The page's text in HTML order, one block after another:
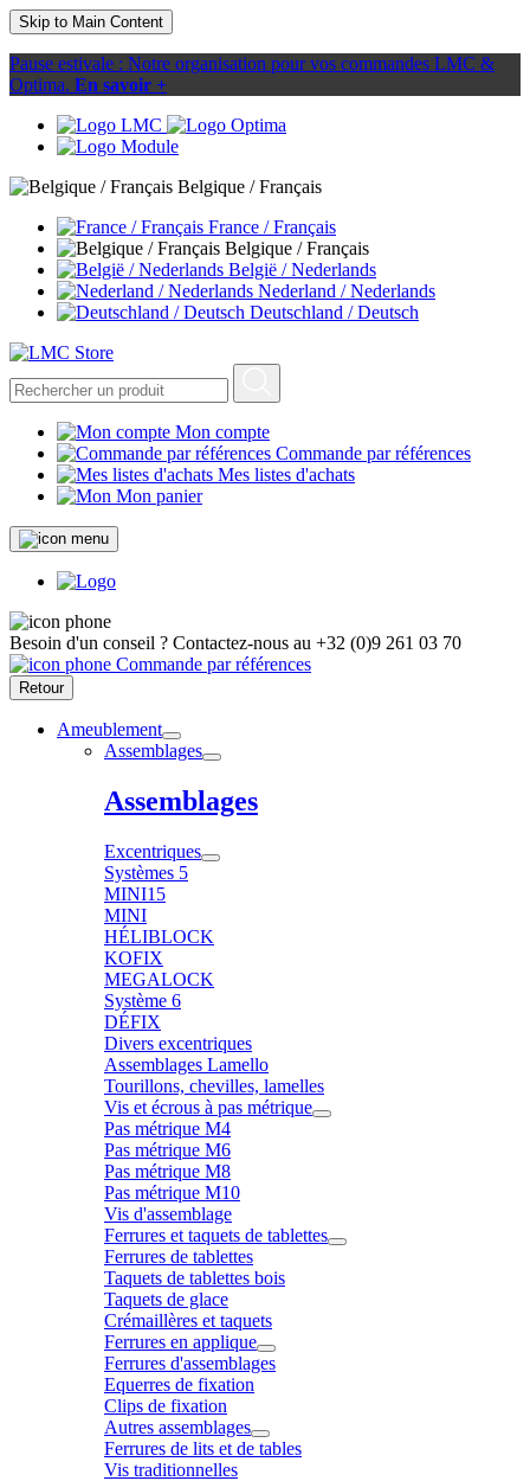
Skip to Main Content
Pause estivale : Notre organisation pour vos commandes LMC &
Optima. En savoir +
Belgique / Français
France / Français
Belgique / Français
België / Nederlands
Nederland / Nederlands
Deutschland / Deutsch
Mon compte
Commande par références
Mes listes d'achats
Mon panier
Besoin d'un conseil ? Contactez-nous au +32 (0)9 261 03 70
Commande par références
Retour
Ameublement
Assemblages
Assemblages
Excentriques
Systèmes 5
MINI15
MINI
HÉLIBLOCK
KOFIX
MEGALOCK
Système 6
DÉFIX
Divers excentriques
Assemblages Lamello
Tourillons, chevilles, lamelles
Vis et écrous à pas métrique
Pas métrique M4
Pas métrique M6
Pas métrique M8
Pas métrique M10
Vis d'assemblage
Ferrures et taquets de tablettes
Ferrures de tablettes
Taquets de tablettes bois
Taquets de glace
Crémaillères et taquets
Ferrures en applique
Ferrures d'assemblages
Equerres de fixation
Clips de fixation
Autres assemblages
Ferrures de lits et de tables
Vis traditionnelles